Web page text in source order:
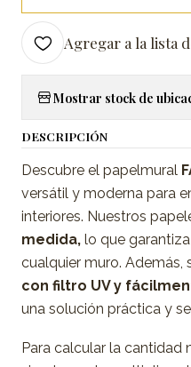
Agregar a la lista
Mostrar stock de
DESCRIPCIÓN
Descubre el papelmural
versátil y moderna para
interiores. Nuestros
medida, lo que
cualquier muro. Además,
con filtro UV y
una solución práctica y
Para calcular la cantidad